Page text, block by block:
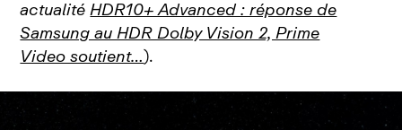
actualitéHDR10+ Advanced : réponse de
Samsung au HDR Dolby Vision 2, Prime
Video soutient…).